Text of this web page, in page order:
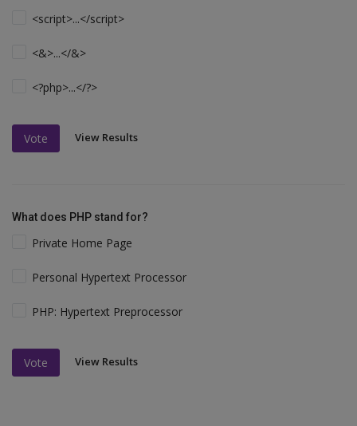
<script>...</script>
<&>...</&>
<?php>...</?>
Vote View Results
What does PHP stand for?
Private Home Page
Personal Hypertext Processor
PHP: Hypertext Preprocessor
Vote View Results